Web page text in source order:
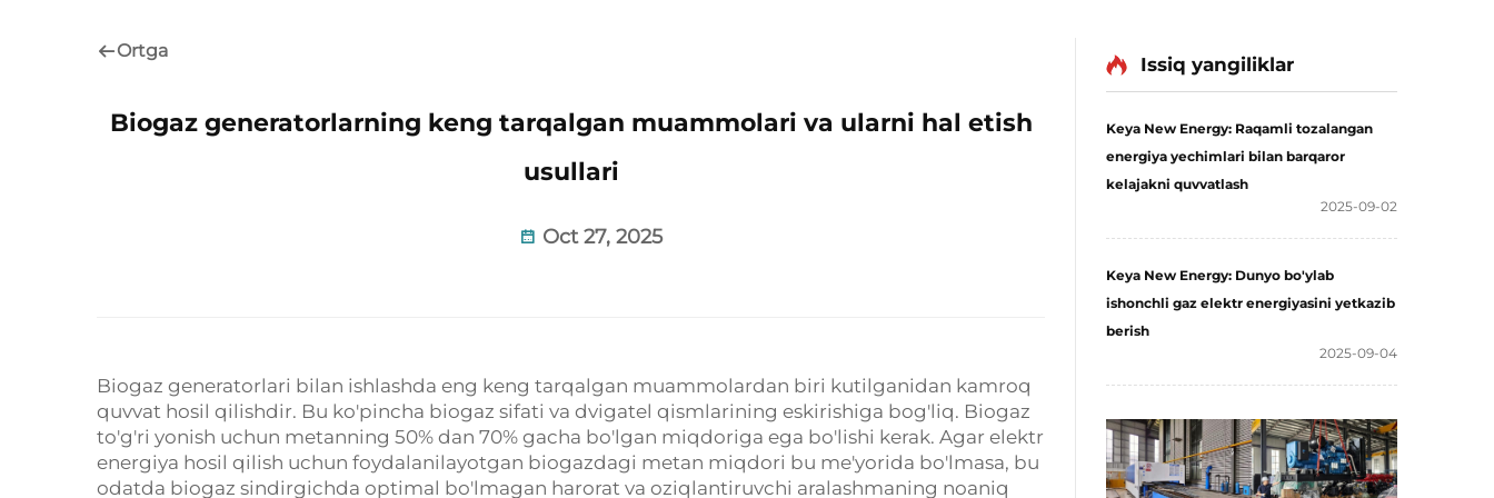
Ortga
Biogaz generatorlarning keng tarqalgan muammolari va ularni hal etish
usullari
Oct 27, 2025
Biogaz generatorlari bilan ishlashda eng keng tarqalgan muammolardan biri kutilganidan kamroq
quvvat hosil qilishdir. Bu ko'pincha biogaz sifati va dvigatel qismlarining eskirishiga bog'liq. Biogaz
to'g'ri yonish uchun metanning 50% dan 70% gacha bo'lgan miqdoriga ega bo'lishi kerak. Agar elektr
energiya hosil qilish uchun foydalanilayotgan biogazdagi metan miqdori bu me'yorida bo'lmasa, bu
odatda biogaz sindirgichda optimal bo'lmagan harorat va oziqlantiruvchi aralashmaning noaniq
Issiq yangiliklar
Keya New Energy: Raqamli tozalangan
energiya yechimlari bilan barqaror
kelajakni quvvatlash
2025-09-02
Keya New Energy: Dunyo bo'ylab
ishonchli gaz elektr energiyasini yetkazib
berish
2025-09-04